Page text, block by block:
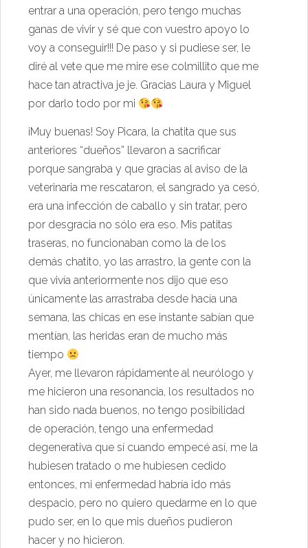
entrar a una operación, pero tengo muchas
ganas de vivir y sé que con vuestro apoyo lo
voy a conseguir!!! De paso y si pudiese ser, le
diré al vete que me mire ese colmillito que me
hace tan atractiva je je. Gracias Laura y Miguel
por darlo todo por mi
¡Muy buenas! Soy Picara, la chatita que sus
anteriores “dueños” llevaron a sacrificar
porque sangraba y que gracias al aviso de la
veterinaria me rescataron, el sangrado ya cesó,
era una infección de caballo y sin tratar, pero
por desgracia no sólo era eso. Mis patitas
traseras, no funcionaban como la de los
demás chatito, yo las arrastro, la gente con la
que vivía anteriormente nos dijo que eso
únicamente las arrastraba desde hacía una
semana, las chicas en ese instante sabían que
mentían, las heridas eran de mucho más
tiempo
Ayer, me llevaron rápidamente al neurólogo y
me hicieron una resonancia, los resultados no
han sido nada buenos, no tengo posibilidad
de operación, tengo una enfermedad
degenerativa que sí cuando empecé así, me la
hubiesen tratado o me hubiesen cedido
entonces, mi enfermedad habría ido más
despacio, pero no quiero quedarme en lo que
pudo ser, en lo que mis dueños pudieron
hacer y no hicieron.